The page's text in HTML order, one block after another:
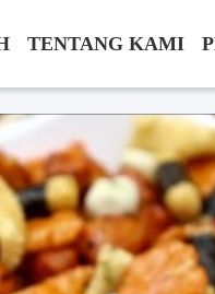
TENTANG KAMI